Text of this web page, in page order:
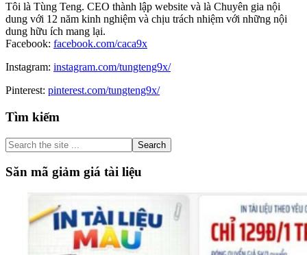
Tôi là Tùng Teng. CEO thành lập website và là Chuyên gia nội
dung với 12 năm kinh nghiệm và chịu trách nhiệm với những nội
dung hữu ích mang lại.
Facebook: facebook.com/caca9x
Instagram: instagram.com/tungteng9x/
Pinterest: pinterest.com/tungteng9x/
Primary
Sidebar
Tìm kiếm
Search
the
site
...
Săn mã giảm giá tài liệu